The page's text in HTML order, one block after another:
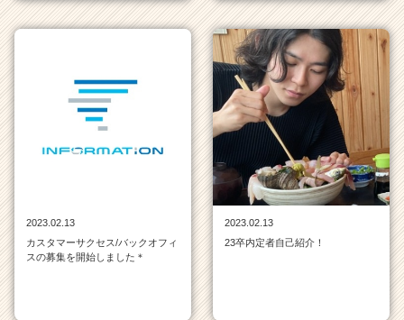
企
業
が
サ
2023.02.13
カスタマーサクセス/バックオフィ
スの募集を開始しました＊
2023.02.13
23卒内定者自己紹介！